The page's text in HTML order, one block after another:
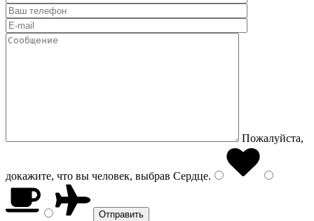
Пожалуйста,
докажите, что вы человек, выбрав Сердце.